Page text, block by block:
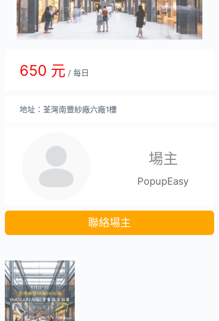
650 元 / 每日
地址：荃灣南豐紗廠六廠1樓
場主
PopupEasy
聯絡場主